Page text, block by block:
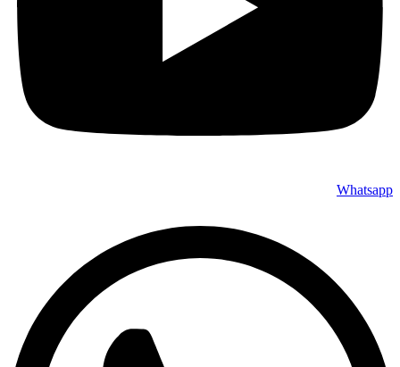
Whatsapp